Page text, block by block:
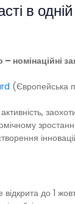
одній
номінаційні
(Європейська
відкрита до 1